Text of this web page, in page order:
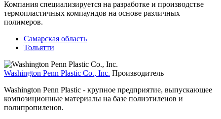
Компания специализируется на разработке и производстве
термопластичных компаундов на основе различных
полимеров.
Самарская область
Тольятти
Washington Penn Plastic Co., Inc. Производитель
Washington Penn Plastic - крупное предприятие, выпускающее
композиционные материалы на базе полиэтиленов и
полипропиленов.